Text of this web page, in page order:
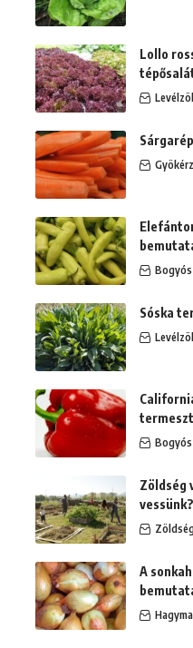
Lollo
Sóska
Zöldség
vessünk?
A